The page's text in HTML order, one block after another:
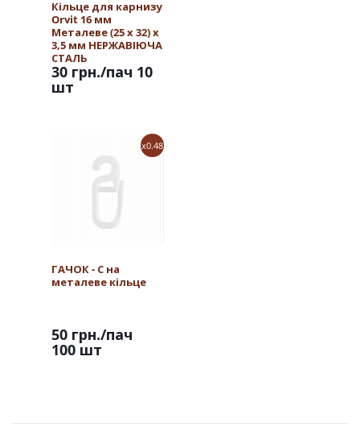
Кільце для карнизу
Orvit 16 мм
Металеве (25 х 32) х
3,5 мм НЕРЖАВІЮЧА
СТАЛЬ
30 грн./пач 10
шт
x0.48
ГАЧОК - С на
металеве кільце
50 грн./пач
100 шт